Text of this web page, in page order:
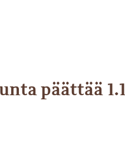
päättää